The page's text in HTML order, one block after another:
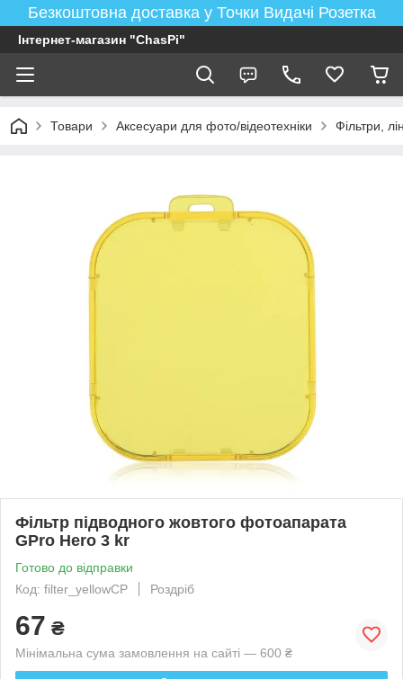
Безкоштовна доставка у Точки Видачі Розетка
Інтернет-магазин "ChasPi"
Товари Аксесуари для фото/відеотехніки Фільтри,
Фільтр підводного жовтого фотоапарата
GPro Hero 3 kr
Готово до відправки
Код: filter_yellowCP
Роздріб
67 ₴
Мінімальна сума замовлення на сайті — 600 ₴